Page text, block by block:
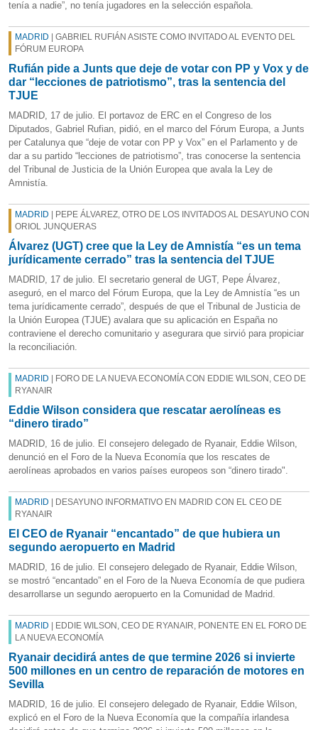
tenía a nadie”, no tenía jugadores en la selección española.
MADRID | GABRIEL RUFIÁN ASISTE COMO INVITADO AL EVENTO DEL
FÓRUM EUROPA
Rufián pide a Junts que deje de votar con PP y Vox y de
dar “lecciones de patriotismo”, tras la sentencia del
TJUE
MADRID, 17 de julio. El portavoz de ERC en el Congreso de los
Diputados, Gabriel Rufian, pidió, en el marco del Fórum Europa, a Junts
per Catalunya que “deje de votar con PP y Vox” en el Parlamento y de
dar a su partido “lecciones de patriotismo”, tras conocerse la sentencia
del Tribunal de Justicia de la Unión Europea que avala la Ley de
Amnistía.
MADRID | PEPE ÁLVAREZ, OTRO DE LOS INVITADOS AL DESAYUNO CON
ORIOL JUNQUERAS
Álvarez (UGT) cree que la Ley de Amnistía “es un tema
jurídicamente cerrado” tras la sentencia del TJUE
MADRID, 17 de julio. El secretario general de UGT, Pepe Álvarez,
aseguró, en el marco del Fórum Europa, que la Ley de Amnistía “es un
tema jurídicamente cerrado”, después de que el Tribunal de Justicia de
la Unión Europea (TJUE) avalara que su aplicación en España no
contraviene el derecho comunitario y asegurara que sirvió para propiciar
la reconciliación.
MADRID | FORO DE LA NUEVA ECONOMÍA CON EDDIE WILSON, CEO DE
RYANAIR
Eddie Wilson considera que rescatar aerolíneas es
“dinero tirado”
MADRID, 16 de julio. El consejero delegado de Ryanair, Eddie Wilson,
denunció en el Foro de la Nueva Economía que los rescates de
aerolíneas aprobados en varios países europeos son “dinero tirado".
MADRID | DESAYUNO INFORMATIVO EN MADRID CON EL CEO DE
RYANAIR
El CEO de Ryanair “encantado” de que hubiera un
segundo aeropuerto en Madrid
MADRID, 16 de julio. El consejero delegado de Ryanair, Eddie Wilson,
se mostró “encantado” en el Foro de la Nueva Economía de que pudiera
desarrollarse un segundo aeropuerto en la Comunidad de Madrid.
MADRID | EDDIE WILSON, CEO DE RYANAIR, PONENTE EN EL FORO DE
LA NUEVA ECONOMÍA
Ryanair decidirá antes de que termine 2026 si invierte
500 millones en un centro de reparación de motores en
Sevilla
MADRID, 16 de julio. El consejero delegado de Ryanair, Eddie Wilson,
explicó en el Foro de la Nueva Economía que la compañía irlandesa